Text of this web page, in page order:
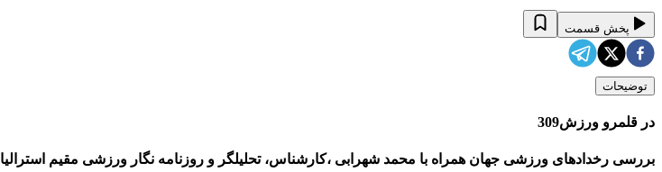
پخش قسمت
توضیحات
در قلمرو ورزش309
بررسی رخدادهای ورزشی جهان همراه با محمد شهرابی ،کارشناس، تحلیلگر و روزنامه نگار ورزشی مقیم استرالیا